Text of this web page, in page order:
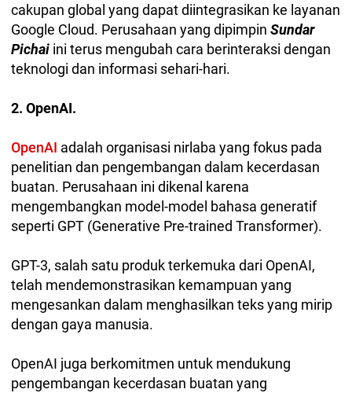
cakupan global yang dapat diintegrasikan ke layanan
Google Cloud. Perusahaan yang dipimpin Sundar
Pichai ini terus mengubah cara berinteraksi dengan
teknologi dan informasi sehari-hari.
2. OpenAI.
OpenAI adalah organisasi nirlaba yang fokus pada
penelitian dan pengembangan dalam kecerdasan
buatan. Perusahaan ini dikenal karena
mengembangkan model-model bahasa generatif
seperti GPT (Generative Pre-trained Transformer).
GPT-3, salah satu produk terkemuka dari OpenAI,
telah mendemonstrasikan kemampuan yang
mengesankan dalam menghasilkan teks yang mirip
dengan gaya manusia.
OpenAI juga berkomitmen untuk mendukung
pengembangan kecerdasan buatan yang